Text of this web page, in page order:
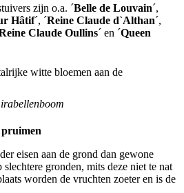
zijn o.a. ´Belle de Louvain´,
Hâtif´, ´Reine Claude d`Althan´,
Claude Oullins´ en ´Queen
eisen aan de grond dan gewone
gronden, mits deze niet te nat
worden de vruchten zoeter en is de